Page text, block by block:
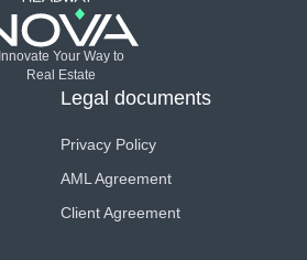
Innovate Your Way to
Real Estate
Legal documents
Privacy Policy
AML Agreement
Client Agreement